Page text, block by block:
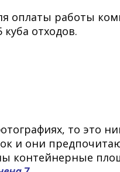
оплаты работы
отходов.
то это
и они
контейнерные